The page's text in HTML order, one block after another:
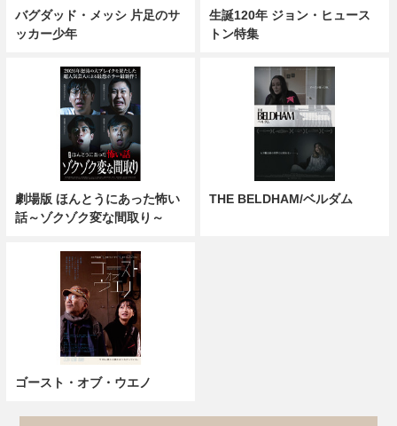
バグダッド・メッシ 片足のサ
ッカー少年
生誕120年 ジョン・ヒュース
トン特集
劇場版 ほんとうにあった怖い
話～ゾクゾク変な間取り～
THE BELDHAM/ベルダム
ゴースト・オブ・ウエノ